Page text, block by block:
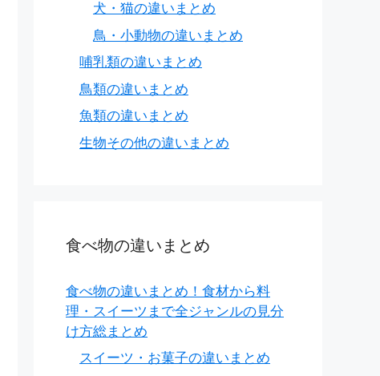
犬・猫の違いまとめ
鳥・小動物の違いまとめ
哺乳類の違いまとめ
鳥類の違いまとめ
魚類の違いまとめ
生物その他の違いまとめ
食べ物の違いまとめ
食べ物の違いまとめ！食材から料
理・スイーツまで全ジャンルの見分
け方総まとめ
スイーツ・お菓子の違いまとめ